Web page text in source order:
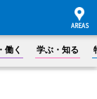
働く 学ぶ・知る